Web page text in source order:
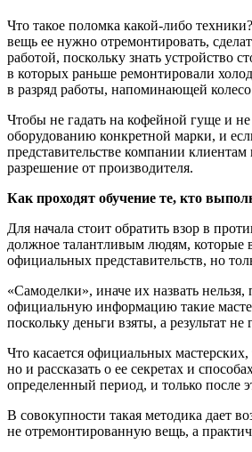
Что такое поломка какой-либо
вещь ее нужно отремонтировать,
работой, поскольку знать устройство
в которых раньше ремонтировали
в разряд работы, напоминающей
Чтобы не гадать на кофейной гуще и
оборудованию конкретной марки, и
представительстве компании
разрешение от производителя.
Как проходят обучение те, кто
Для начала стоит обратить взор в
должное талантливым людям, которые
официальных представительств, но
«Самоделки», иначе их назвать
официальную информацию такие
поскольку деньги взяты, а результат не
Что касается официальных
но и рассказать о ее секретах и
определенный период, и только после
В совокупности такая методика дает
не отремонтированную вещь, а